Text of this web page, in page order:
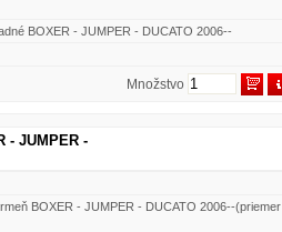
BOXER - JUMPER - DUCATO 2006--
Množstvo
- JUMPER -
BOXER - JUMPER - DUCATO 2006--(priemer